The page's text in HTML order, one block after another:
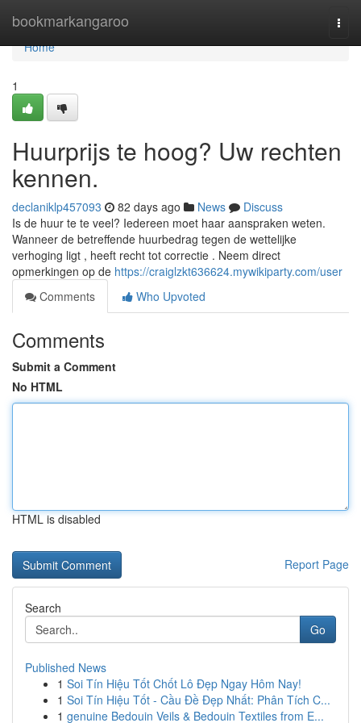
bookmarkangaroo
Home
Home
1
Huurprijs te hoog? Uw rechten
kennen.
declaniklp457093 82 days ago News
Discuss
Is de huur te te veel? Iedereen moet haar aanspraken weten.
Wanneer de betreffende huurbedrag tegen de wettelijke
verhoging ligt , heeft recht tot correctie . Neem direct
opmerkingen op de https://craiglzkt636624.mywikiparty.com/user
Comments
Who Upvoted
Comments
Submit a Comment
No HTML
HTML is disabled
Report Page
Search
Go
Published News
1 Soi Tín Hiệu Tốt Chốt Lô Đẹp Ngay Hôm Nay!
1 Soi Tín Hiệu Tốt - Cầu Đề Đẹp Nhất: Phân Tích C...
1 genuine Bedouin Veils & Bedouin Textiles from E...